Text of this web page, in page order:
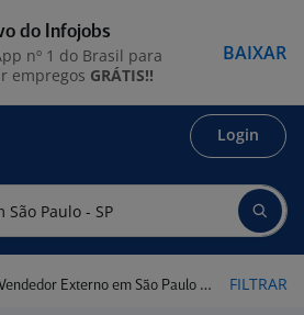
Login
Externo em São Paulo - SP FILTRAR
do Infojobs
nº 1 do Brasil para
empregos GRÁTIS!!
BAIXAR